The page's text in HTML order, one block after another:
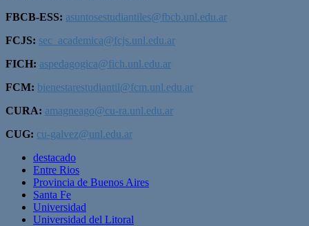
FBCB-ESS: asuntosestudiantiles@fbcb.unl.edu.ar
FCJS: sec_academica@fcjs.unl.edu.ar
FICH: aspedagogica@fich.unl.edu.ar
FCM: bienestarestudiantil@fcm.unl.edu.ar
CURA: amagneago@cu-ra.unl.edu.ar
CUG: cu-galvez@unl.edu.ar
destacado
Entre Rios
Provincia de Buenos Aires
Santa Fe
Universidad
Universidad del Litoral